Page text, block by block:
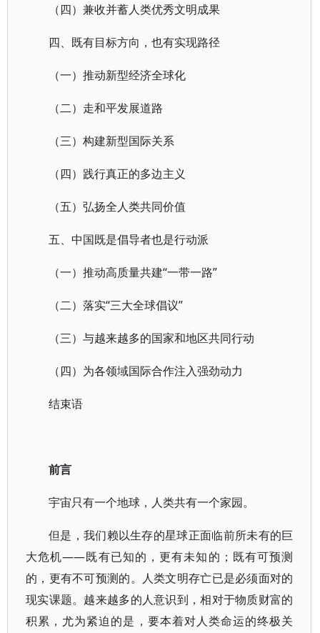
（四）兼收并蓄人类优秀文明成果
四、既有目标方向，也有实现路径
（一）推动新型经济全球化
（二）走和平发展道路
（三）构建新型国际关系
（四）践行真正的多边主义
（五）弘扬全人类共同价值
五、中国既是倡导者也是行动派
（一）推动高质量共建“一带一路”
（二）落实“三大全球倡议”
（三）与越来越多的国家和地区共同行动
（四）为各领域国际合作注入强劲动力
结束语
前言
宇宙只有一个地球，人类共有一个家园。
但是，我们赖以生存的星球正面临前所未有的巨
大危机——既有已知的，更有未知的；既有可预测
的，更有不可预测的。人类文明存亡已是必须面对的
现实课题。越来越多的人意识到，相对于物质财富的
积累，尤为紧迫的是，要本着对人类命运的终极关